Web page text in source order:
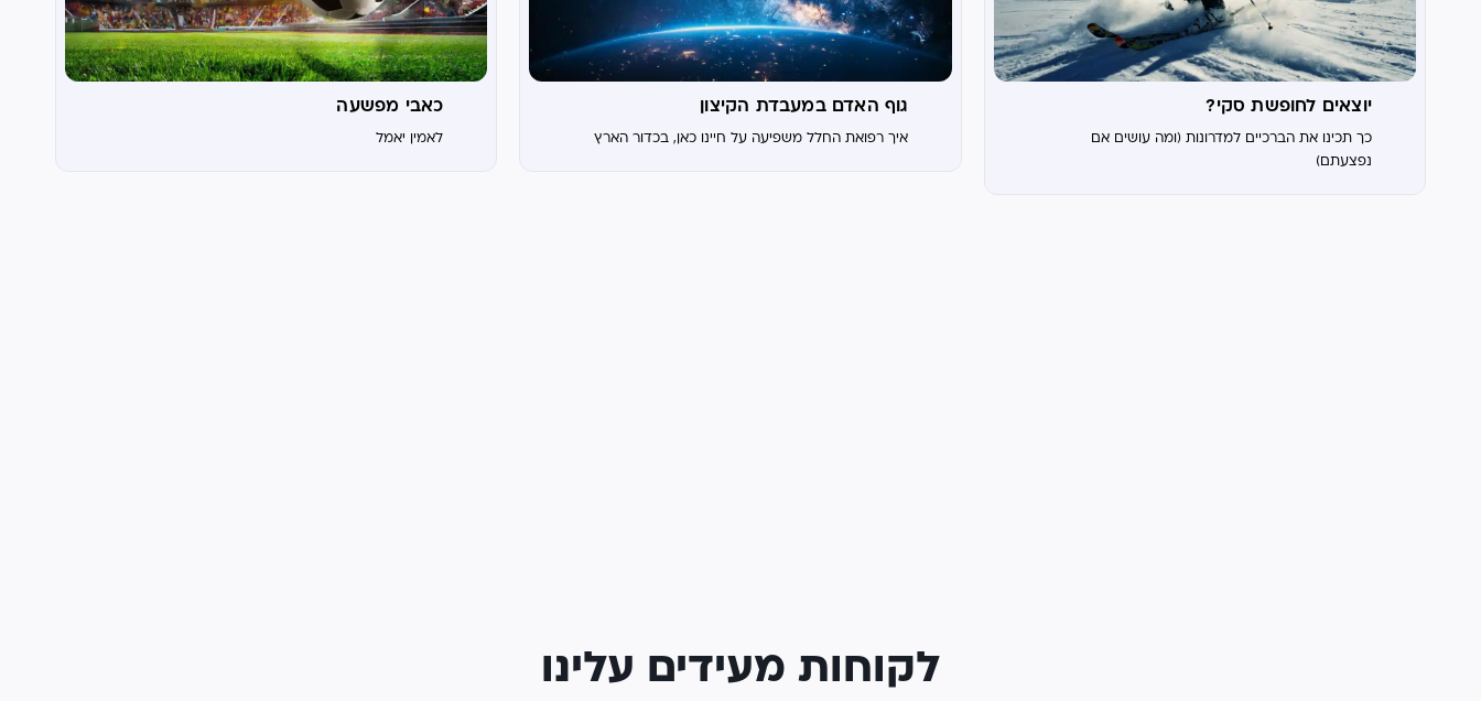
יוצאים לחופשת סקי?
כך תכינו את הברכיים למדרונות (ומה עושים אם
נפצעתם)
גוף האדם במעבדת הקיצון
איך רפואת החלל משפיעה על חיינו כאן, בכדור הארץ
כאבי מפשעה
לאמין יאמל
לקוחות מעידים עלינו